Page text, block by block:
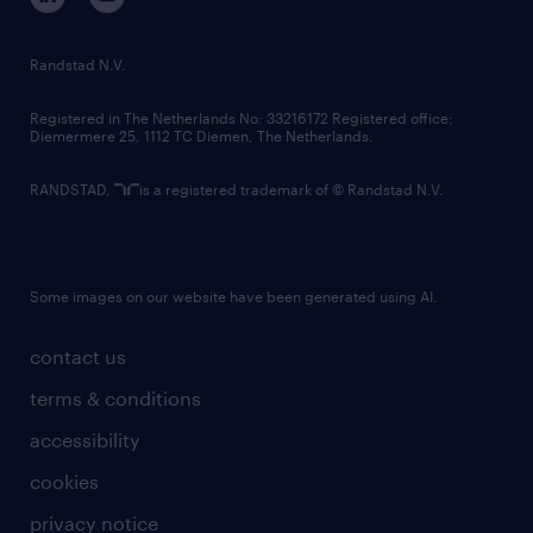
randstad innovation fund
country websites
contact us
terms & conditions
accessibility
cookies
privacy notice
Randstad N.V.
Registered in The Netherlands No: 33216172 Registered office:
Diemermere 25, 1112 TC Diemen, The Netherlands.
RANDSTAD, is a registered trademark of © Randstad N.V.
Some images on our website have been generated using AI.